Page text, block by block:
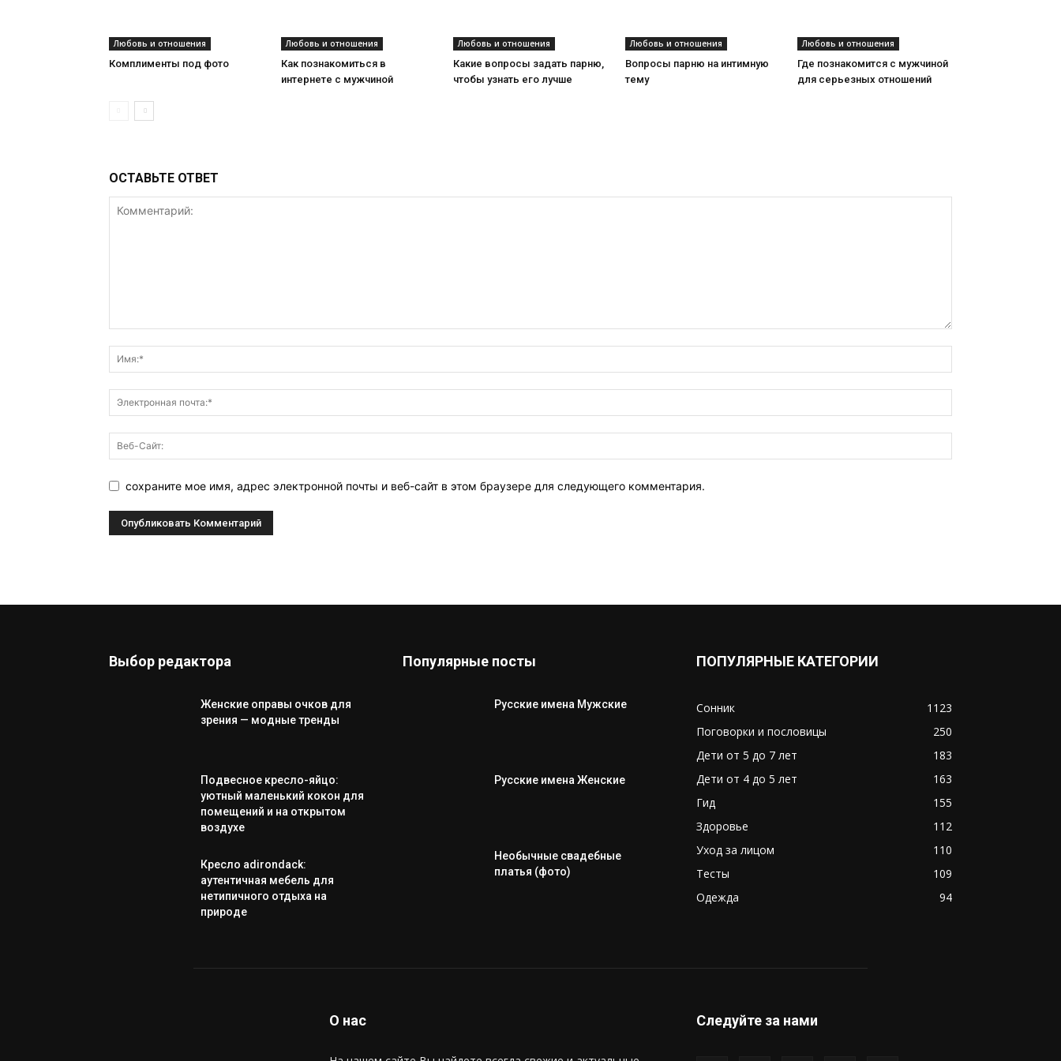
Любовь и отношения
Комплименты под фото
Любовь и отношения
Как познакомиться в
интернете с мужчиной
Любовь и отношения
Какие вопросы задать парню,
чтобы узнать его лучше
Любовь и отношения
Вопросы парню на интимную
тему
Любовь и отношения
Где познакомится с мужчиной
для серьезных отношений
ОСТАВЬТЕ ОТВЕТ
сохраните мое имя, адрес электронной почты и веб-сайт в этом браузере для следующего комментария.
Выбор редактора
Женские оправы очков для
зрения — модные тренды
Подвесное кресло-яйцо:
уютный маленький кокон для
помещений и на открытом
воздухе
Кресло adirondack:
аутентичная мебель для
нетипичного отдыха на
природе
Популярные посты
Русские имена Мужские
Русские имена Женские
Необычные свадебные
платья (фото)
ПОПУЛЯРНЫЕ КАТЕГОРИИ
Сонник
1123
Поговорки и пословицы
250
Дети от 5 до 7 лет
183
Дети от 4 до 5 лет
163
Гид
155
Здоровье
112
Уход за лицом
110
Тесты
109
Одежда
94
О нас Следуйте за нами